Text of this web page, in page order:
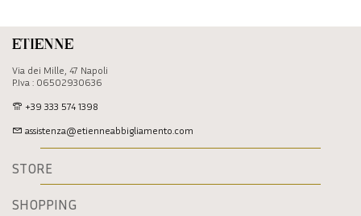
Etienne
Via dei Mille, 47 Napoli
P.Iva : 06502930636
+39 333 574 1398
assistenza@etienneabbigliamento.com
STORE
SHOPPING